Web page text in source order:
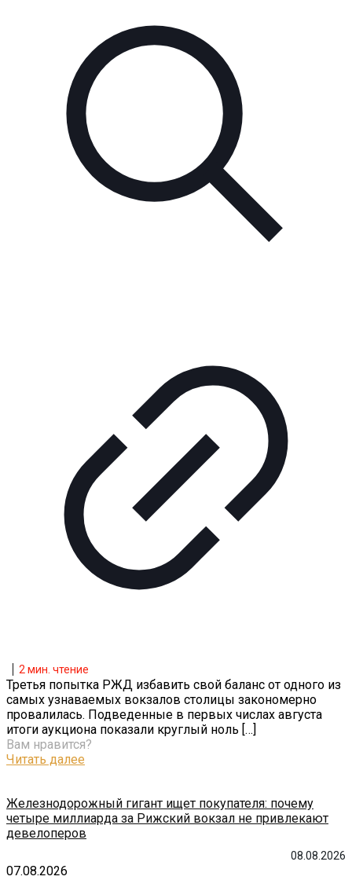
08.08.2026
Железнодорожный гигант ищет покупателя: почему
четыре миллиарда за Рижский вокзал не привлекают
девелоперов
2 мин. чтение
Третья попытка РЖД избавить свой баланс от одного из
самых узнаваемых вокзалов столицы закономерно
провалилась. Подведенные в первых числах августа
итоги аукциона показали круглый ноль […]
Вам нравится?
Читать далее
07.08.2026